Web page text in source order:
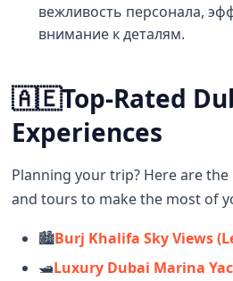
вежливость персонала,
внимание к деталям.
🇦🇪Top-Rated
Experiences
Planning your trip? Here are
and tours to make the most of
🏙️Burj Khalifa Sky Views
🛥️Luxury Dubai Marina